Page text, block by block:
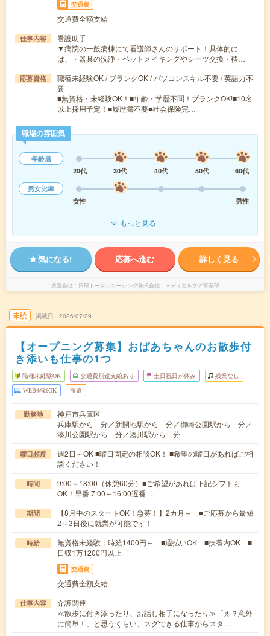
交通費
交通費全額支給
仕事内容
看護助手
▼病院の一般病棟にて看護師さんのサポート！具体的に
は、・器具の洗浄・ベットメイキングやシーツ交換・移…
応募資格
職種未経験OK / ブランクOK / パソコンスキル不要 / 英語力不
要
■無資格・未経験OK！■年齢・学歴不問！ブランクOK!■10名
以上採用予定！■履歴書不要■社会保険完…
職場の雰囲気
年齢層
20代
30代 40代 50代
60代
男女比率
女性
男性
もっと見る
気になる! 応募へ進む 詳しく見る
派遣会社 日研トータルソーシング株式会社 メディカルケア事業部
未読 掲載日 2026/07/29
【オープニング募集】おばあちゃんのお散歩付
き添いも仕事の1つ
職種未経験OK 交通費別途支給あり 土日祝日が休み 残業なし
WEB登録OK 派遣
勤務地
神戸市兵庫区
兵庫駅から---分／新開地駅から---分／御崎公園駅から---分／
湊川公園駅から---分／湊川駅から---分
曜日頻度
週2日～OK ■曜日固定の相談OK！ ■希望の曜日があればご相
談ください！
時間
9:00～18:00（休憩60分）■ご希望があれば下記シフトも
OK！早番 7:00～16:00遅番 …
期間
【8月中のスタートOK！急募！】2カ月～ ■ご応募から最短
2～3日後に就業が可能です！
時給
無資格未経験：時給1400円～ ■週払いOK ■扶養内OK ■
日収1万1200円以上
交通費
交通費全額支給
仕事内容
介護関連
≪散歩に付き添ったり、お話し相手になったり≫「え？意外
に簡単！」と思うくらい、スグできる仕事からスタ…